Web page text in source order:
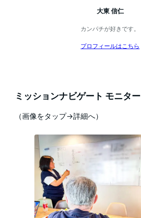
大東 信仁
カンパチが好きです。
プロフィールはこちら
ミッションナビゲート モニター
（画像をタップ→詳細へ）